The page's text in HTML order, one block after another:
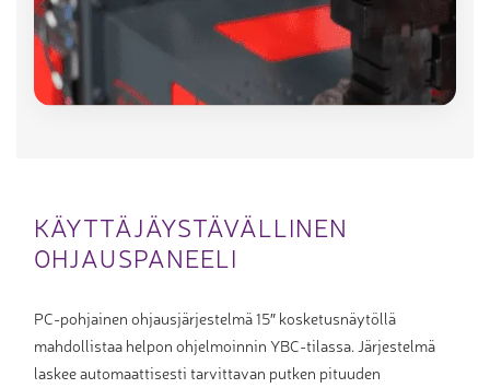
KÄYTTÄJÄYSTÄVÄLLINEN
OHJAUSPANEELI
PC-pohjainen ohjausjärjestelmä 15″ kosketusnäytöllä
mahdollistaa helpon ohjelmoinnin YBC-tilassa. Järjestelmä
laskee automaattisesti tarvittavan putken pituuden